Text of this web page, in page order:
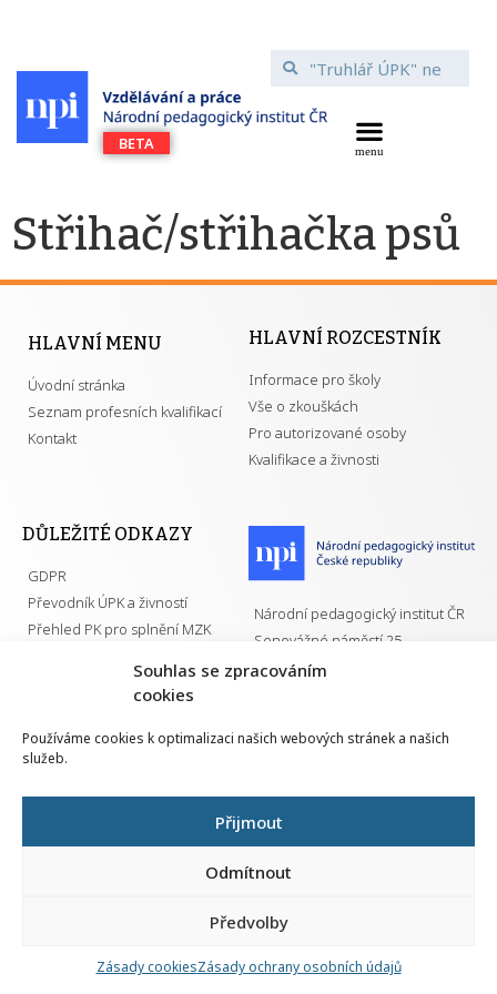
Souhlas se zpracováním
cookies
Používáme cookies k optimalizaci našich webových stránek a našich
služeb.
Přijmout
Odmítnout
Předvolby
Zásady cookiesZásady ochrany osobních údajů
Střihač/střihačka psů
HLAVNÍ MENU
Úvodní stránka
Seznam profesních kvalifikací
Kontakt
HLAVNÍ ROZCESTNÍK
Informace pro školy
Vše o zkouškách
Pro autorizované osoby
Kvalifikace a živnosti
DŮLEŽITÉ ODKAZY
GDPR
Převodník ÚPK a živností
Přehled PK pro splnění MZK
Národní pedagogický institut ČR
Senovážné náměstí 25
110 00 Praha 1